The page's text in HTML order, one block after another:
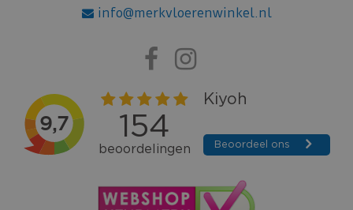
info@merkvloerenwinkel.nl